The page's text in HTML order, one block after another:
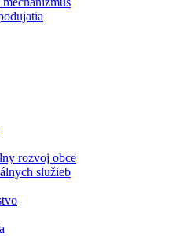
rozvoj obce
služieb